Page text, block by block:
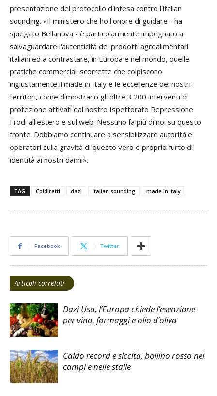
presentazione del protocollo d'intesa contro l'italian
sounding. «Il ministero che ho l'onore di guidare - ha
spiegato Bellanova - è particolarmente impegnato a
salvaguardare l'autenticità dei prodotti agroalimentari
italiani ed a contrastare, in Europa e nel mondo, quelle
pratiche commerciali scorrette che colpiscono
ingiustamente il made in Italy e le eccellenze dei nostri
territori, come dimostrano gli oltre 3.200 interventi di
protezione attivati dal nostro Ispettorato Repressione
Frodi all'estero e sul web. Nessuno fa più di noi su questo
fronte. Dobbiamo continuare a sensibilizzare autorità e
operatori sulla gravità di questo vero e proprio furto di
identità ai nostri danni».
TAG Coldiretti dazi italian sounding made in Italy
Facebook Twitter
Articoli correlati
Dazi Usa, l’Europa chiede l’esenzione
per vino, formaggi e olio d’oliva
Caldo record e siccità, bollino rosso nei
campi e nelle stalle